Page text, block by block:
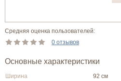
Средняя оценка пользователей:
0 отзывов
Основные характеристики
Ширина
92 см